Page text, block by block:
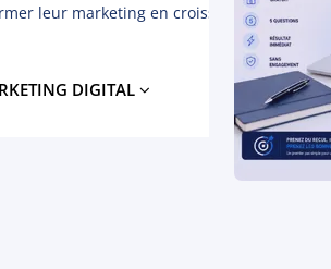
leur marketing en croissance mesurable
DIGITAL À PROPOS